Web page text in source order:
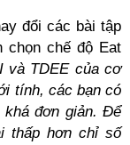
đổi các bài tập
chọn chế độ Eat
và TDEE của cơ
tính, các bạn có
khá đơn giản. Để
thấp hơn chỉ số